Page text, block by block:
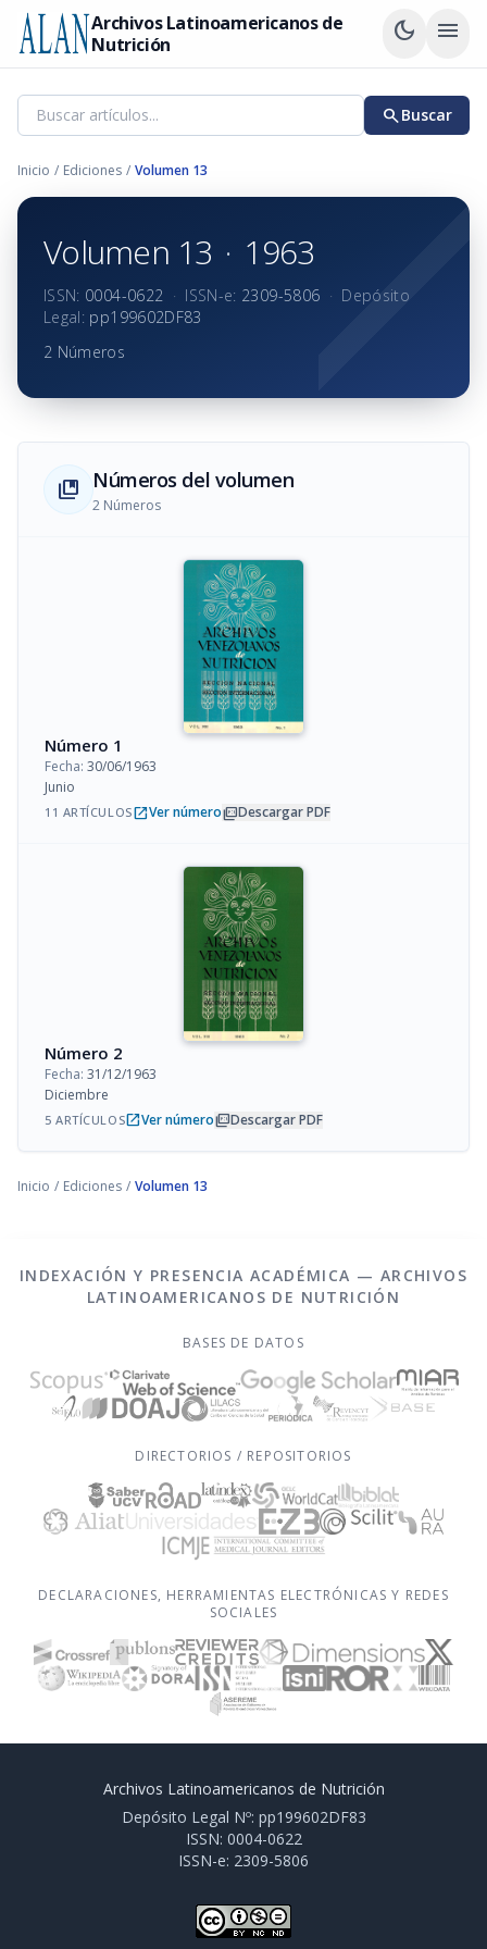
Archivos Latinoamericanos de
Nutrición
dark_mode menu
searchBuscar
Inicio / Ediciones / Volumen 13
Volumen 13 · 1963
ISSN: 0004-0622 · ISSN-e: 2309-5806 · Depósito
Legal: pp199602DF83
2 Números
collections_bookmark Números del volumen
2 Números
Número 1
Fecha: 30/06/1963
Junio
11 ARTÍCULOSopen_in_newVer númeropicture_as_pdfDescargar PDF
Número 2
Fecha: 31/12/1963
Diciembre
5 ARTÍCULOSopen_in_newVer númeropicture_as_pdfDescargar PDF
Inicio / Ediciones / Volumen 13
INDEXACIÓN Y PRESENCIA ACADÉMICA — ARCHIVOS
LATINOAMERICANOS DE NUTRICIÓN
BASES DE DATOS
DIRECTORIOS / REPOSITORIOS
DECLARACIONES, HERRAMIENTAS ELECTRÓNICAS Y REDES
SOCIALES
Archivos Latinoamericanos de Nutrición
Depósito Legal Nº: pp199602DF83
ISSN: 0004-0622
ISSN-e: 2309-5806